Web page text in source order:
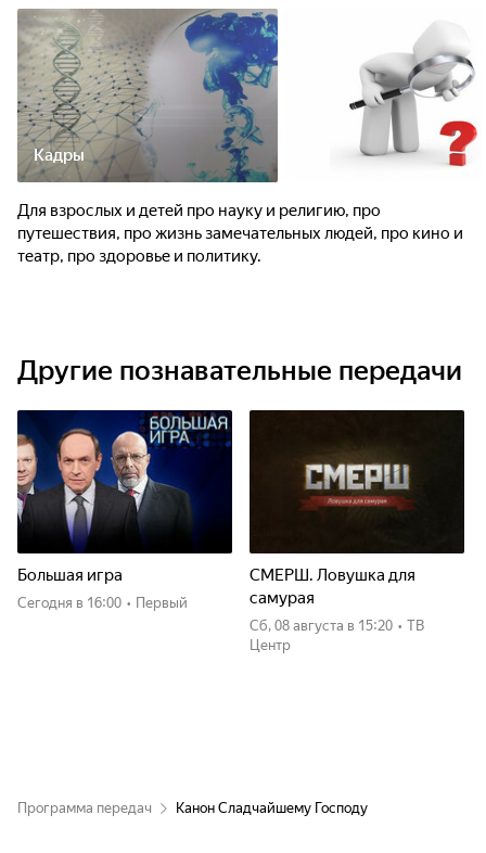
Кадры
Для взрослых и детей про науку и религию, про
путешествия, про жизнь замечательных людей, про кино и
театр, про здоровье и политику.
Другие познавательные передачи
Большая игра
Сегодня в 16:00 • Первый
СМЕРШ. Ловушка для
самурая
сб, 08 августа в 15:20 • ТВ
Центр
Программа передач Канон Сладчайшему Господу